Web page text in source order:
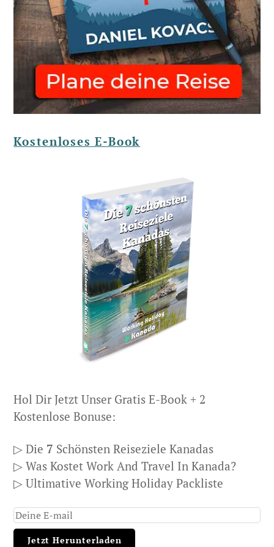
Kostenloses E-Book
Hol Dir Jetzt Unser Gratis E-Book + 2
Kostenlose Bonuse:
▷ Die 7 Schönsten Reiseziele Kanadas
▷ Was Kostet Work And Travel In Kanada?
▷ Ultimative Working Holiday Packliste